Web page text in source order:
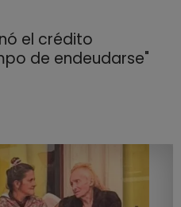
el crédito
de endeudarse"